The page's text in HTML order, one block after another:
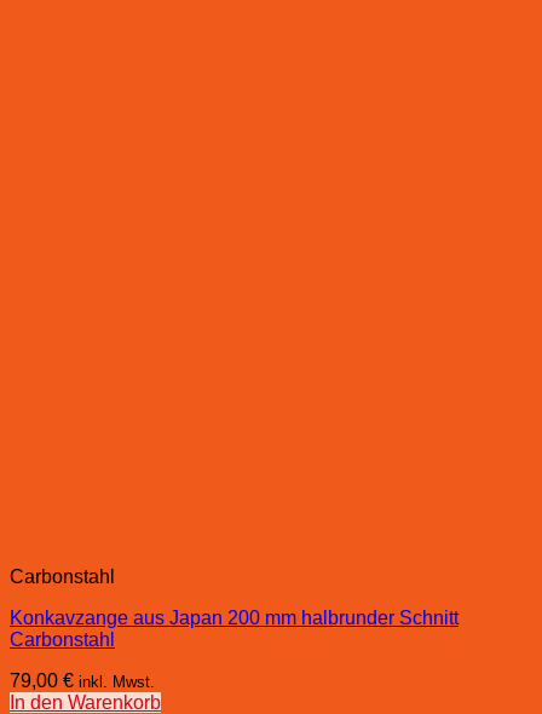
Carbonstahl
Konkavzange aus Japan 200 mm halbrunder Schnitt
Carbonstahl
79,00 € inkl. Mwst.
In den Warenkorb